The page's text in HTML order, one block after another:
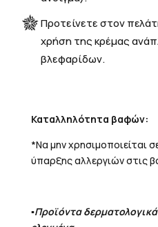
Προτείνετε στον
χρήση της κρέμας
βλεφαρίδων.
Καταλληλότητα βαφών:
*Να μην χρησιμοποιείται
ύπαρξης αλλεργιών στις
▪️Προϊόντα